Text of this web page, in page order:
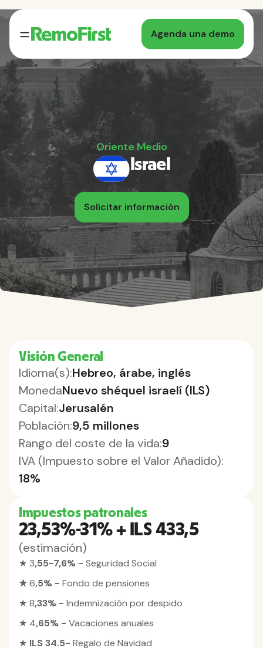
Agenda una demo
Oriente Medio
Israel
Solicitar información
Visión General
Idioma(s):Hebreo, árabe, inglés
MonedaNuevo shéquel israelí (ILS)
Capital:Jerusalén
Población:9,5 millones
Rango del coste de la vida:9
IVA (Impuesto sobre el Valor Añadido):
18%
Impuestos patronales
23,53%-31% + ILS 433,5
(estimación)
★ 3,55-7,6% - Seguridad Social
★6,5% - Fondo de pensiones
★ 8,33% - Indemnización por despido
★ 4,65% - Vacaciones anuales
★ ILS 34.5- Regalo de Navidad